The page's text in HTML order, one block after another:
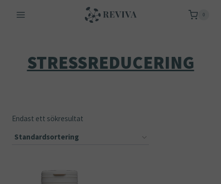
0
STRESSREDUCERING
Endast ett sökresultat